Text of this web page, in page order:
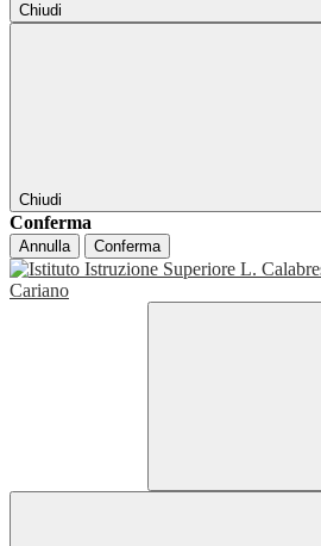
Chiudi
Chiudi
Conferma
Annulla Conferma